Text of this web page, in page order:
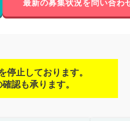
最新の募集状況を問い合わ
停止しております。
認も承ります。